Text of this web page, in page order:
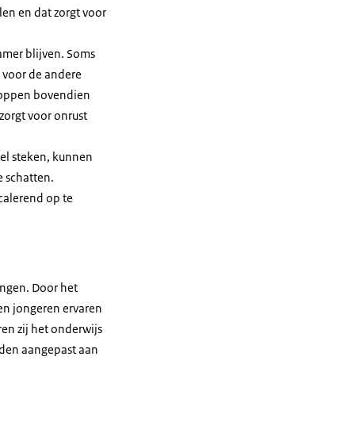
en dat zorgt voor
blijven. Soms
de andere
bovendien
voor onrust
steken, kunnen
schatten.
op te
Door het
jongeren ervaren
zij het onderwijs
aangepast aan